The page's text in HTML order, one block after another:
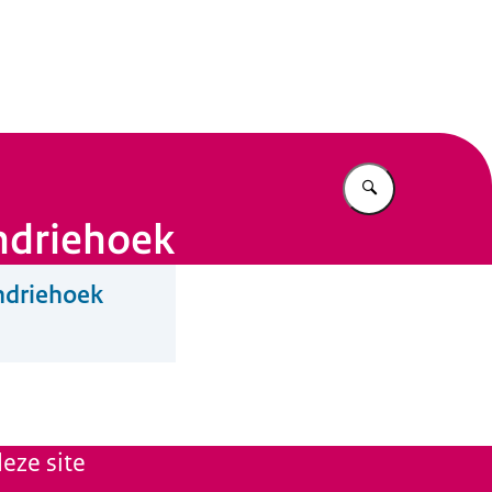
Vul in wat u
site